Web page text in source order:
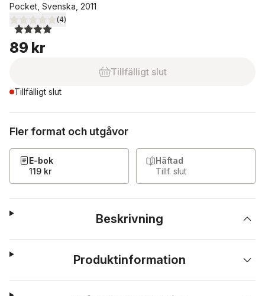
Pocket, Svenska, 2011
4,0utav 5 stjärnor. Totalt antal röster:
(4)
89 kr
Tillfälligt slut
Tillfälligt slut
Fler format och utgåvor
E-bok
119 kr
Häftad
Tillf. slut
Beskrivning
Produktinformation